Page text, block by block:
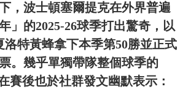
，波士頓塞爾提克在外界普遍
」的2025-26球季打出驚奇，以
洛特黃蜂拿下本季第50勝並正式
。幾乎單獨帶隊整個球季的
賽後也於社群發文幽默表示：